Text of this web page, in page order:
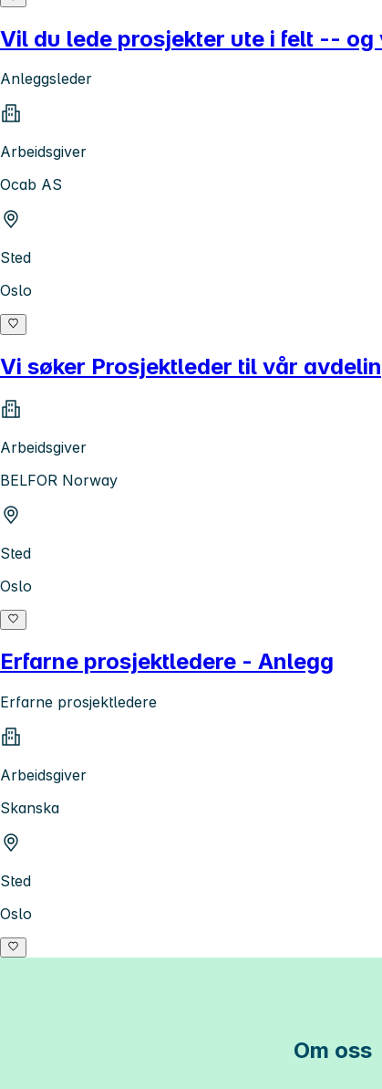
Vil du lede prosjekter ute i felt --
Anleggsleder
Arbeidsgiver
Ocab AS
Sted
Oslo
Vi søker Prosjektleder til vår
Arbeidsgiver
BELFOR Norway
Sted
Oslo
Erfarne prosjektledere - Anlegg
Erfarne prosjektledere
Arbeidsgiver
Skanska
Sted
Oslo
Om oss